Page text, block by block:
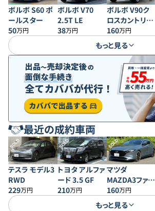
ボルボ S60 ポ
ールスター
50万円
ボルボ V70
2.5T LE
38万円
ボルボ V90ク
ロスカントリー
D4 AWD モメン
タム
160万円
もっと見る
最近の成約車両
SOLD
テスラ モデル3
RWD
229万円
SOLD
トヨタ アルファ
ード 3.5 GF
210万円
SOLD
マツダ
MAZDA3ファス
トバック 20S プ
ロアクティブ
160万円
もっと見る